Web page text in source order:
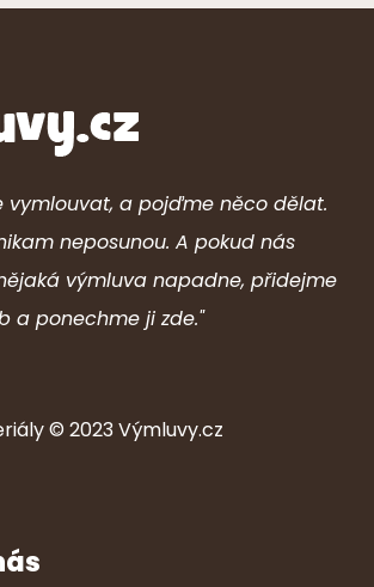
vymlouvat, a pojďme něco dělat.
neposunou. A pokud nás
výmluva napadne, přidejme
a ponechme ji zde."
iály © 2023Výmluvy.cz